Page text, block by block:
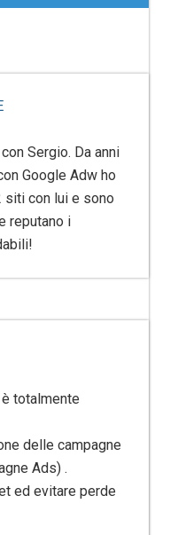
Sergio. Da anni
Google Adw ho
con lui e sono
reputano i
totalmente
delle campagne
Ads) .
ed evitare perde